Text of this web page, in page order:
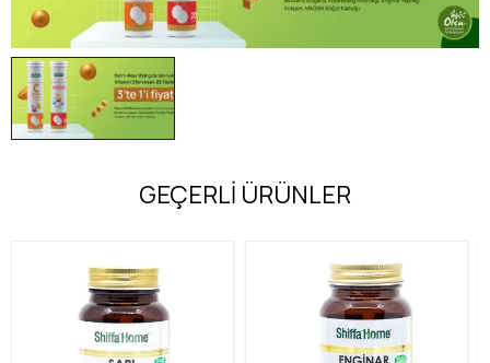
GEÇERLİ ÜRÜNLER